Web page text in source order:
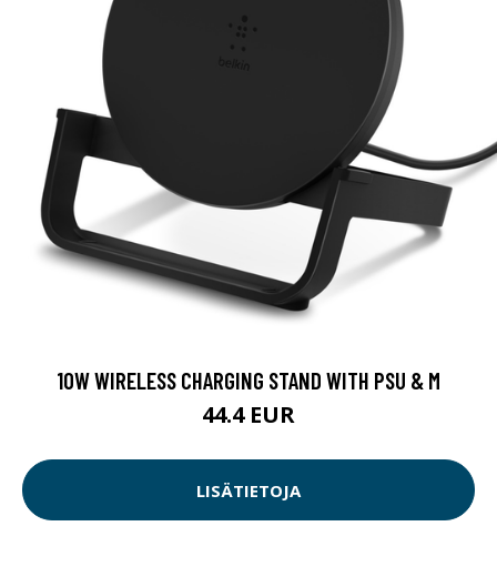
10W WIRELESS CHARGING STAND WITH PSU & M
44.4 EUR
LISÄTIETOJA